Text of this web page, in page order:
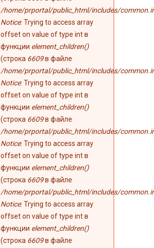
/home/prportal/public_html/includes/
Notice: Trying to access array
offset on value of type int в
функции element_children()
(строка 6609в файле
/home/prportal/public_html/includes/
Notice: Trying to access array
offset on value of type int в
функции element_children()
(строка 6609в файле
/home/prportal/public_html/includes/
Notice: Trying to access array
offset on value of type int в
функции element_children()
(строка 6609в файле
/home/prportal/public_html/includes/
Notice: Trying to access array
offset on value of type int в
функции element_children()
(строка 6609в файле